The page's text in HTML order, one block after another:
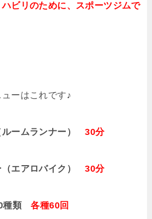
ハビリのために、スポーツジムで
ーはこれです♪
ルームランナー）30分
（エアロバイク）30分
種類各種60回